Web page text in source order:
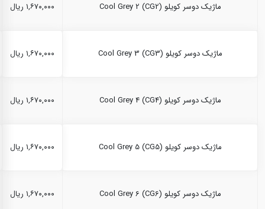
ماژیک دوسر کویلو Cool Grey 2 (CG2) ۱,۶۷۰,۰۰۰ ریال
ماژیک دوسر کویلو Cool Grey 3 (CG3) ۱,۶۷۰,۰۰۰ ریال
ماژیک دوسر کویلو Cool Grey 4 (CG4) ۱,۶۷۰,۰۰۰ ریال
ماژیک دوسر کویلو Cool Grey 5 (CG5) ۱,۶۷۰,۰۰۰ ریال
ماژیک دوسر کویلو Cool Grey 6 (CG6) ۱,۶۷۰,۰۰۰ ریال